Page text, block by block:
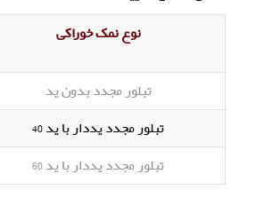
نوع نمک خوراکی
تبلور مجدد بدون ید
تبلور مجدد یددار با ید 40
تبلور مجدد یددار با ید 60